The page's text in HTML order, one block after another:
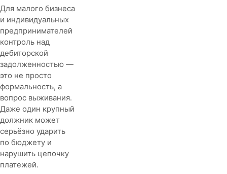
Для малого бизнеса
и индивидуальных
предпринимателей
контроль над
дебиторской
задолженностью —
это не просто
формальность, а
вопрос выживания.
Даже один крупный
должник может
серьёзно ударить
по бюджету и
нарушить цепочку
платежей.